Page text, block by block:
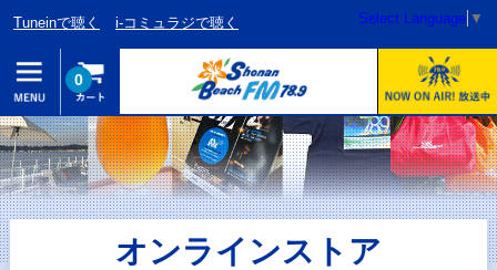
Tuneinで聴く i-コミュラジで聴く Select Language ▼
0
オンラインストア